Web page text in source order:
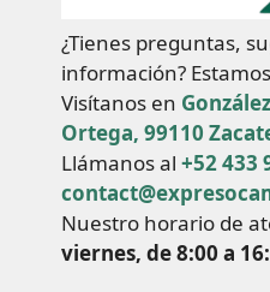
¿Tienes preguntas,
información?
Visítanos en
Ortega, 99110
Llámanos al +52 433
Nuestro horario de
viernes, de 8:00 a